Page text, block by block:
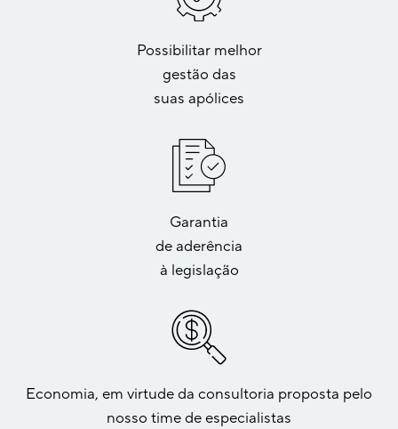
Possibilitar melhor
gestão das
suas apólices
Garantia
de aderência
à legislação
Economia, em virtude da consultoria proposta pelo
nosso time de especialistas